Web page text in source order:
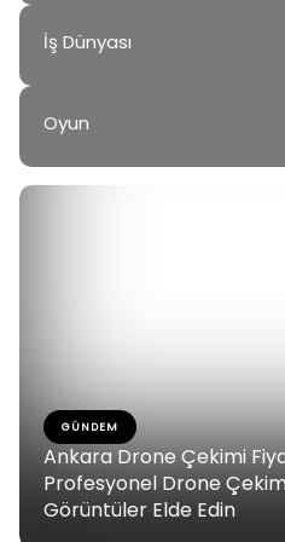
İş Dünyası
Oyun
GÜNDEM
Ankara Drone Çekimi
Profesyonel Drone
Görüntüler Elde Edin